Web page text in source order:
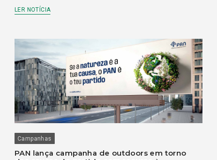
LER NOTÍCIA
Campanhas
PAN lança campanha de outdoors em torno